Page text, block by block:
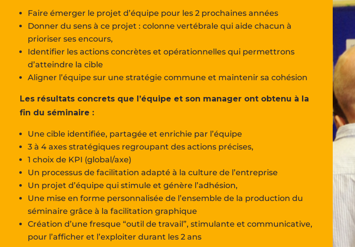
Faire émerger le projet d’équipe pour les 2 prochaines années
Donner du sens à ce projet : colonne vertébrale qui aide chacun à
prioriser ses encours,
Identifier les actions concrètes et opérationnelles qui permettrons
d’atteindre la cible
Aligner l’équipe sur une stratégie commune et maintenir sa cohésion
Les résultats concrets que l’équipe et son manager ont obtenu à la
fin du séminaire :
Une cible identifiée, partagée et enrichie par l’équipe
3 à 4 axes stratégiques regroupant des actions précises,
1 choix de KPI (global/axe)
Un processus de facilitation adapté à la culture de l’entreprise
Un projet d’équipe qui stimule et génère l’adhésion,
Une mise en forme personnalisée de l’ensemble de la production du
séminaire grâce à la facilitation graphique
Création d’une fresque “outil de travail”, stimulante et communicative,
pour l’afficher et l’exploiter durant les 2 ans